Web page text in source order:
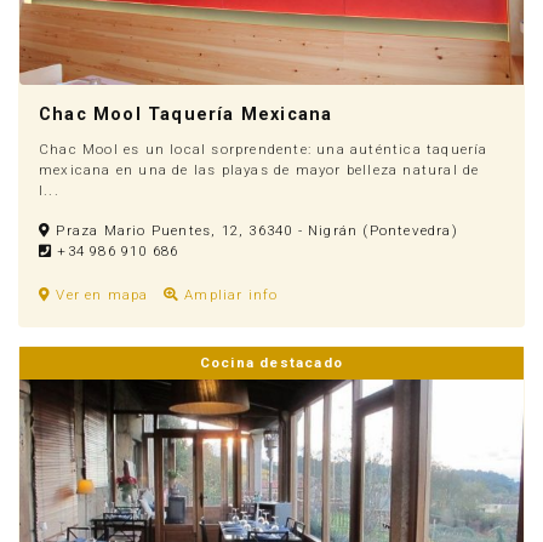
Anúnciate
Chac Mool Taquería Mexicana
Chac Mool es un local sorprendente: una auténtica taquería
mexicana en una de las playas de mayor belleza natural de
l...
Praza Mario Puentes, 12, 36340 - Nigrán (Pontevedra)
+34 986 910 686
Ver en mapa Ampliar info
Cocina destacado